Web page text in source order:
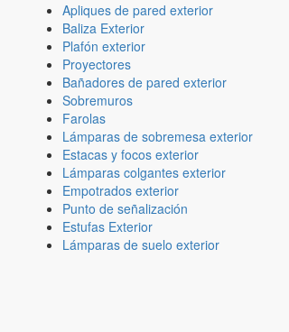
Apliques de pared exterior
Baliza Exterior
Plafón exterior
Proyectores
Bañadores de pared exterior
Sobremuros
Farolas
Lámparas de sobremesa exterior
Estacas y focos exterior
Lámparas colgantes exterior
Empotrados exterior
Punto de señalización
Estufas Exterior
Lámparas de suelo exterior